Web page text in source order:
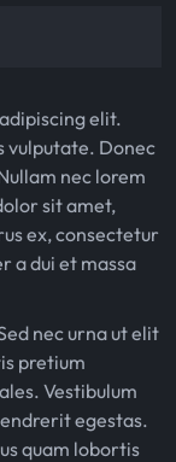
elit.
vulputate. Donec
nec lorem
sit amet,
ex, consectetur
a dui et massa
nec urna ut elit
pretium
Vestibulum
egestas.
quam lobortis